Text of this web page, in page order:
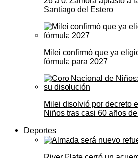
Santiago del Estero
Milei confirmó que ya
fórmula para 2027
Milei disolvió por decreto
Niños tras casi 60 años
Deportes